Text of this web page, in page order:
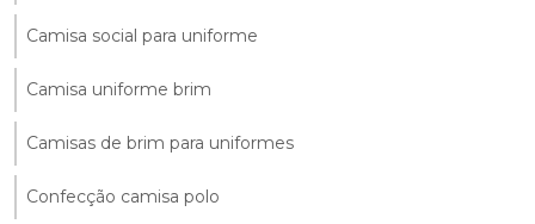
Camisa social para uniforme
Camisa uniforme brim
Camisas de brim para uniformes
Confecção camisa polo